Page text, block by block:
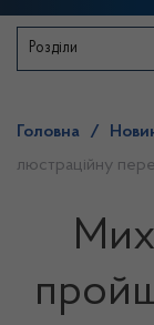
Розділи
Головна /
люстраційну